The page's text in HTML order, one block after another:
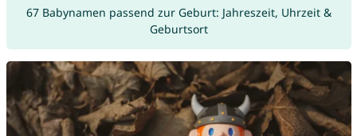
67 Babynamen passend zur Geburt: Jahreszeit, Uhrzeit &
Geburtsort